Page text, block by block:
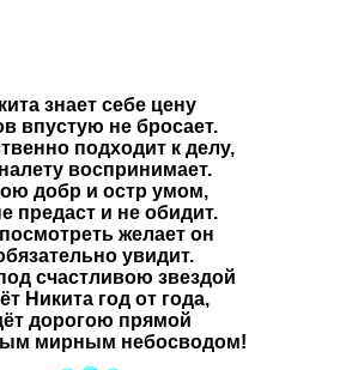
знает себе цену
впустую не бросает.
подходит к делу,
воспринимает.
добр и остр умом,
предаст и не обидит.
желает он
увидит.
счастливою звездой
Никитагод от года,
дорогою прямой
мирным небосводом!